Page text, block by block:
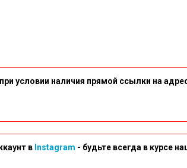
условии наличия прямой ссылки на
в Instagram - будьте всегда в курсе